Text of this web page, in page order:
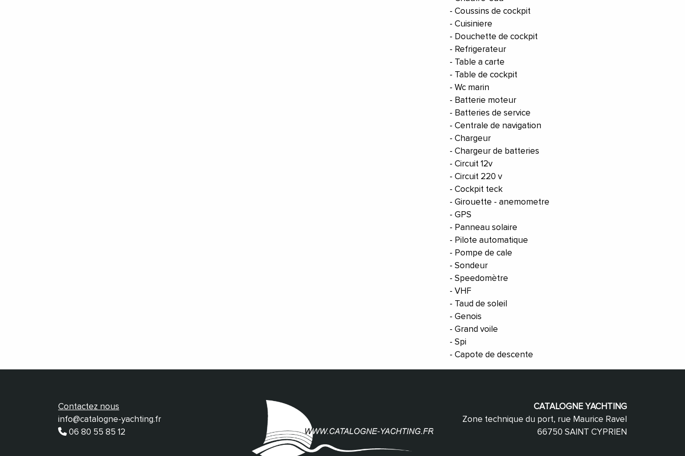
Coussins de cockpit
Cuisiniere
Douchette de cockpit
Refrigerateur
Table a carte
Table de cockpit
Wc marin
Batterie moteur
Batteries de service
Centrale de navigation
Chargeur
Chargeur de batteries
Circuit 12v
Circuit 220 v
Cockpit teck
Girouette - anemometre
GPS
Panneau solaire
Pilote automatique
Pompe de cale
Sondeur
Speedomètre
VHF
Taud de soleil
Genois
Grand voile
Spi
Capote de descente
Contactez nous
info@catalogne-yachting.fr
06 80 55 85 12
CATALOGNE YACHTING
Zone technique du port, rue Maurice Ravel
66750 SAINT CYPRIEN